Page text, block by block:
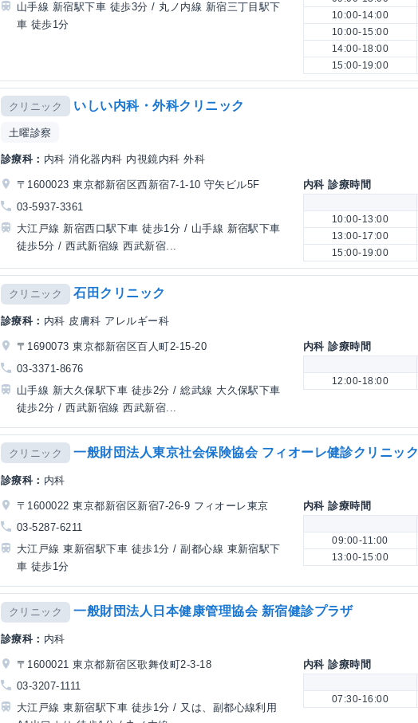
山手線 新宿駅下車 徒歩3分 / 丸ノ内線 新宿三丁目駅下
車 徒歩1分
10:00-14:00
10:00-15:00
14:00-18:00
15:00-19:00
クリニック いしい内科・外科クリニック
土曜診察
診療科： 内科 消化器内科 内視鏡内科 外科
〒1600023 東京都新宿区西新宿7-1-10 守矢ビル5F
03-5937-3361
大江戸線 新宿西口駅下車 徒歩1分 / 山手線 新宿駅下車
徒歩5分 / 西武新宿線 西武新宿...
内科 診療時間
10:00-13:00
13:00-17:00
15:00-19:00
クリニック 石田クリニック
診療科： 内科 皮膚科 アレルギー科
〒1690073 東京都新宿区百人町2-15-20
03-3371-8676
山手線 新大久保駅下車 徒歩2分 / 総武線 大久保駅下車
徒歩2分 / 西武新宿線 西武新宿...
内科 診療時間
12:00-18:00
クリニック 一般財団法人東京社会保険協会 フィオーレ健診クリニック
診療科： 内科
〒1600022 東京都新宿区新宿7-26-9 フィオーレ東京
03-5287-6211
大江戸線 東新宿駅下車 徒歩1分 / 副都心線 東新宿駅下
車 徒歩1分
内科 診療時間
09:00-11:00
13:00-15:00
クリニック 一般財団法人日本健康管理協会 新宿健診プラザ
診療科： 内科
〒1600021 東京都新宿区歌舞伎町2-3-18
03-3207-1111
大江戸線 東新宿駅下車 徒歩1分 / 又は、副都心線利用
内科 診療時間
07:30-16:00